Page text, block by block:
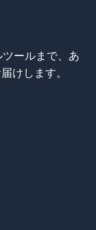
ールまで、あ
けします。